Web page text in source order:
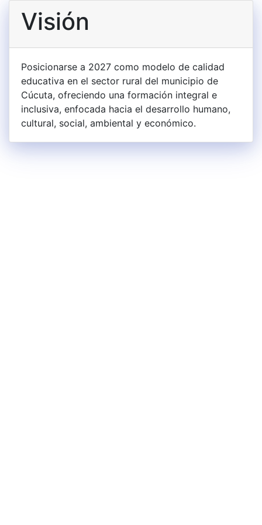
Visión
Posicionarse a 2027 como modelo de calidad
educativa en el sector rural del municipio de
Cúcuta, ofreciendo una formación integral e
inclusiva, enfocada hacia el desarrollo humano,
cultural, social, ambiental y económico.